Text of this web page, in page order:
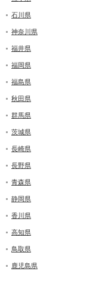
石川県
神奈川県
福井県
福岡県
福島県
秋田県
群馬県
茨城県
長崎県
長野県
青森県
静岡県
香川県
高知県
鳥取県
鹿児島県